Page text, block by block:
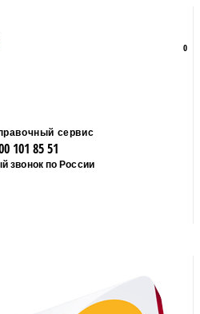
0
сервис
101 85 51
звонок по России